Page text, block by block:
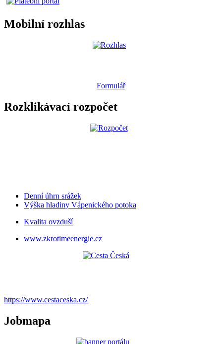
Mobilní rozhlas
Formulář
Rozklikávací rozpočet
Denní úhrn srážek
Výška hladiny Vápenického potoka
Kvalita ovzduší
www.zkrotimeenergie.cz
https://www.cestaceska.cz/
Jobmapa